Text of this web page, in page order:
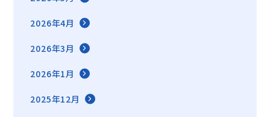
2026年4月
2026年3月
2026年1月
2025年12月